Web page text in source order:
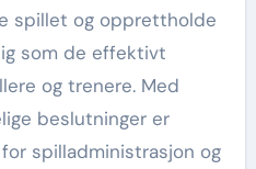
spillet og opprettholde
som de effektivt
og trenere. Med
beslutninger er
spilladministrasjon og